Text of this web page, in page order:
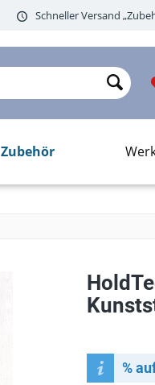
Schneller Versand
Zubehör
%